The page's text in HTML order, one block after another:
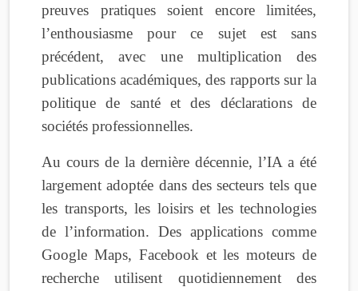
preuves pratiques soient encore limitées,
l’enthousiasme pour ce sujet est sans
précédent, avec une multiplication des
publications académiques, des rapports sur la
politique de santé et des déclarations de
sociétés professionnelles.
Au cours de la dernière décennie, l’IA a été
largement adoptée dans des secteurs tels que
les transports, les loisirs et les technologies
de l’information. Des applications comme
Google Maps, Facebook et les moteurs de
recherche utilisent quotidiennement des